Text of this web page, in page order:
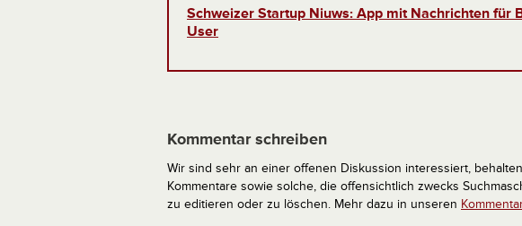
Schweizer Startup Niuws: App mit Nachrichten für
User
Kommentar schreiben
Wir sind sehr an einer offenen Diskussion interessiert,
Kommentare sowie solche, die offensichtlich zwecks
zu editieren oder zu löschen. Mehr dazu in unseren